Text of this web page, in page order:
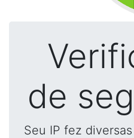
de
Seu IP fez